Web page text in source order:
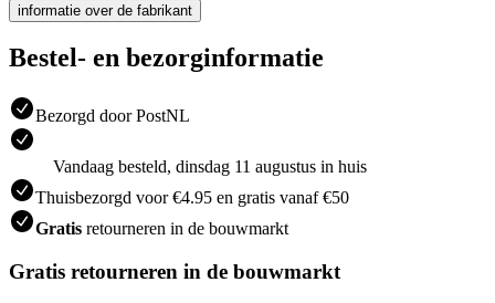
informatie over de fabrikant
Bestel- en bezorginformatie
Bezorgd door PostNL
Vandaag besteld, dinsdag 11 augustus in huis
Thuisbezorgd voor €4.95 en gratis vanaf €50
Gratis retourneren in de bouwmarkt
Gratis retourneren in de bouwmarkt